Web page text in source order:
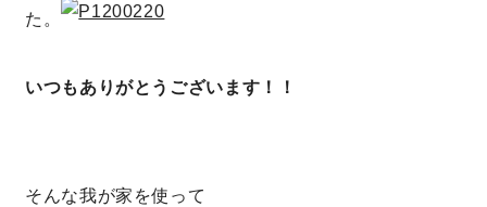
た。
いつもありがとうございます！！
そんな我が家を使って